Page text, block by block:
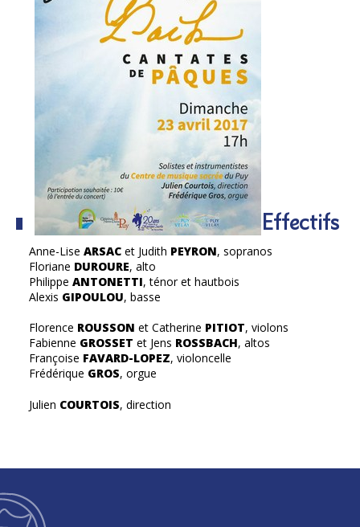
Effectifs
Anne-Lise ARSAC et Judith PEYRON, sopranos
Floriane DUROURE, alto
Philippe ANTONETTI, ténor et hautbois
Alexis GIPOULOU, basse
Florence ROUSSON et Catherine PITIOT, violons
Fabienne GROSSET et Jens ROSSBACH, altos
Françoise FAVARD-LOPEZ, violoncelle
Frédérique GROS, orgue
Julien COURTOIS, direction